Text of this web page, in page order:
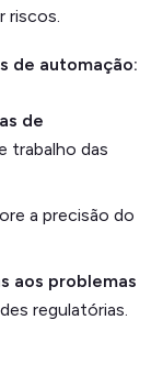
riscos.
de automação:
de
trabalho das
a precisão do
aos problemas
regulatórias.